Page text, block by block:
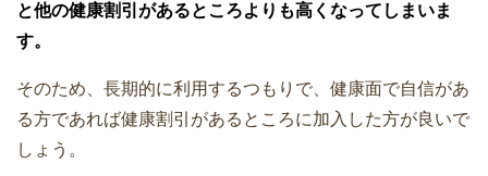
と他の健康割引があるところよりも高くなってしまいま
す。
そのため、長期的に利用するつもりで、健康面で自信があ
る方であれば健康割引があるところに加入した方が良いで
しょう。